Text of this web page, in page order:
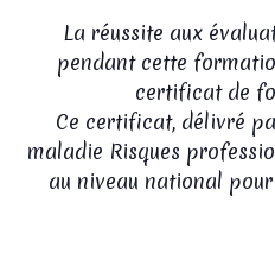
La réussite aux
pendant cette
certificat de
Ce certificat, délivré
maladie Risques
au niveau national